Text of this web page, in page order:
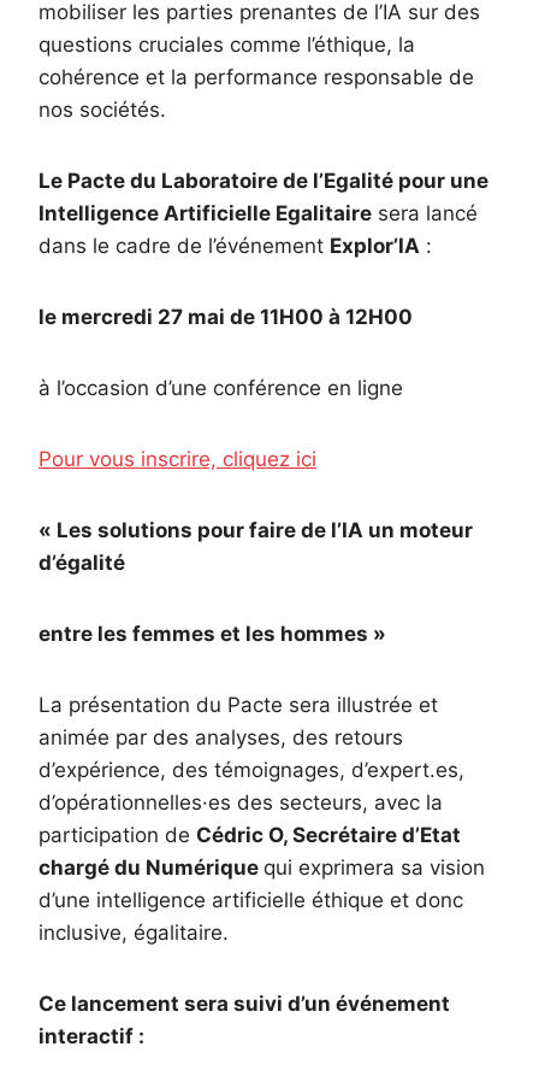
mobiliser les parties prenantes de l’IA sur des
questions cruciales comme l’éthique, la
cohérence et la performance responsable de
nos sociétés.
Le Pacte du Laboratoire de l’Egalité pour une
Intelligence Artificielle Egalitaire sera lancé
dans le cadre de l’événement Explor’IA :
le mercredi 27 mai de 11H00 à 12H00
à l’occasion d’une conférence en ligne
Pour vous inscrire, cliquez ici
« Les solutions pour faire de l’IA un moteur
d’égalité
entre les femmes et les hommes »
La présentation du Pacte sera illustrée et
animée par des analyses, des retours
d’expérience, des témoignages, d’expert.es,
d’opérationnelles·es des secteurs, avec la
participation de Cédric O, Secrétaire d’Etat
chargé du Numérique qui exprimera sa vision
d’une intelligence artificielle éthique et donc
inclusive, égalitaire.
Ce lancement sera suivi d’un événement
interactif :